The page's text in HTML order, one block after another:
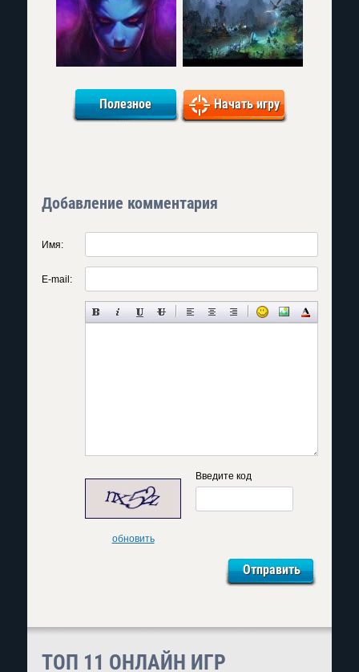
Полезное Начать игру
Добавление комментария
Имя:
E-mail:
обновить
Введите код
ТОП 11 ОНЛАЙН ИГР